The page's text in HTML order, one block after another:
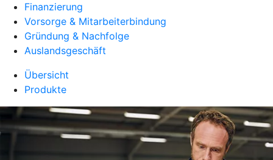
Finanzierung
Vorsorge & Mitarbeiterbindung
Gründung & Nachfolge
Auslandsgeschäft
Übersicht
Produkte